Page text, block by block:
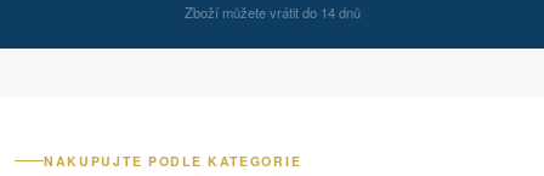
Zboží můžete vrátit do 14 dnů
NAKUPUJTE PODLE KATEGORIE